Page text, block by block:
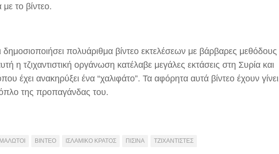
το βίντεο.
δημοσιοποιήσει πολυάριθμα βίντεο εκτελέσεων με βάρβαρες μεθόδους
η τζιχαντιστική οργάνωση κατέλαβε μεγάλες εκτάσεις στη Συρία και
έχει ανακηρύξει ένα “χαλιφάτο”. Τα αφόρητα αυτά βίντεο έχουν γίνει
της προπαγάνδας του.
ΒΙΝΤΕΟ ΙΣΛΑΜΙΚΟ ΚΡΑΤΟΣ ΠΙΣΙΝΑ ΤΖΙΧΑΝΤΙΣΤΕΣ